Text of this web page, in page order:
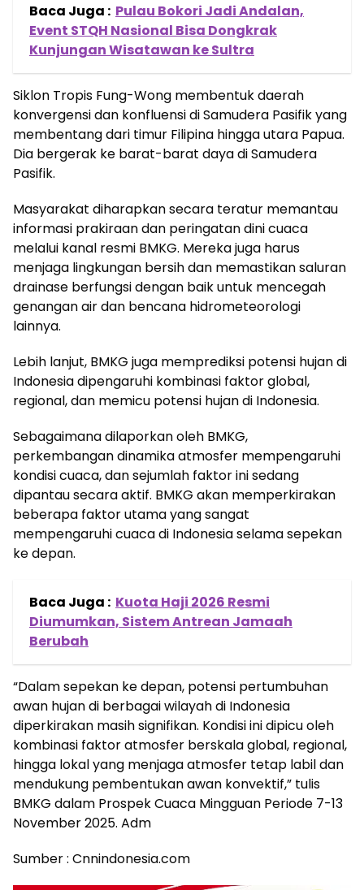
Baca Juga : Pulau Bokori Jadi Andalan,
Event STQH Nasional Bisa Dongkrak
Kunjungan Wisatawan ke Sultra
Siklon Tropis Fung-Wong membentuk daerah
konvergensi dan konfluensi di Samudera Pasifik yang
membentang dari timur Filipina hingga utara Papua.
Dia bergerak ke barat-barat daya di Samudera
Pasifik.
Masyarakat diharapkan secara teratur memantau
informasi prakiraan dan peringatan dini cuaca
melalui kanal resmi BMKG. Mereka juga harus
menjaga lingkungan bersih dan memastikan saluran
drainase berfungsi dengan baik untuk mencegah
genangan air dan bencana hidrometeorologi
lainnya.
Lebih lanjut, BMKG juga memprediksi potensi hujan di
Indonesia dipengaruhi kombinasi faktor global,
regional, dan memicu potensi hujan di Indonesia.
Sebagaimana dilaporkan oleh BMKG,
perkembangan dinamika atmosfer mempengaruhi
kondisi cuaca, dan sejumlah faktor ini sedang
dipantau secara aktif. BMKG akan memperkirakan
beberapa faktor utama yang sangat
mempengaruhi cuaca di Indonesia selama sepekan
ke depan.
Baca Juga : Kuota Haji 2026 Resmi
Diumumkan, Sistem Antrean Jamaah
Berubah
“Dalam sepekan ke depan, potensi pertumbuhan
awan hujan di berbagai wilayah di Indonesia
diperkirakan masih signifikan. Kondisi ini dipicu oleh
kombinasi faktor atmosfer berskala global, regional,
hingga lokal yang menjaga atmosfer tetap labil dan
mendukung pembentukan awan konvektif,” tulis
BMKG dalam Prospek Cuaca Mingguan Periode 7-13
November 2025. Adm
Sumber : Cnnindonesia.com